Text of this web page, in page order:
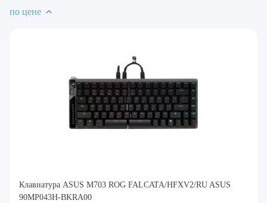
по цене
Клавиатура ASUS M703 ROG FALCATA/HFXV2/RU ASUS
90MP043H-BKRA00